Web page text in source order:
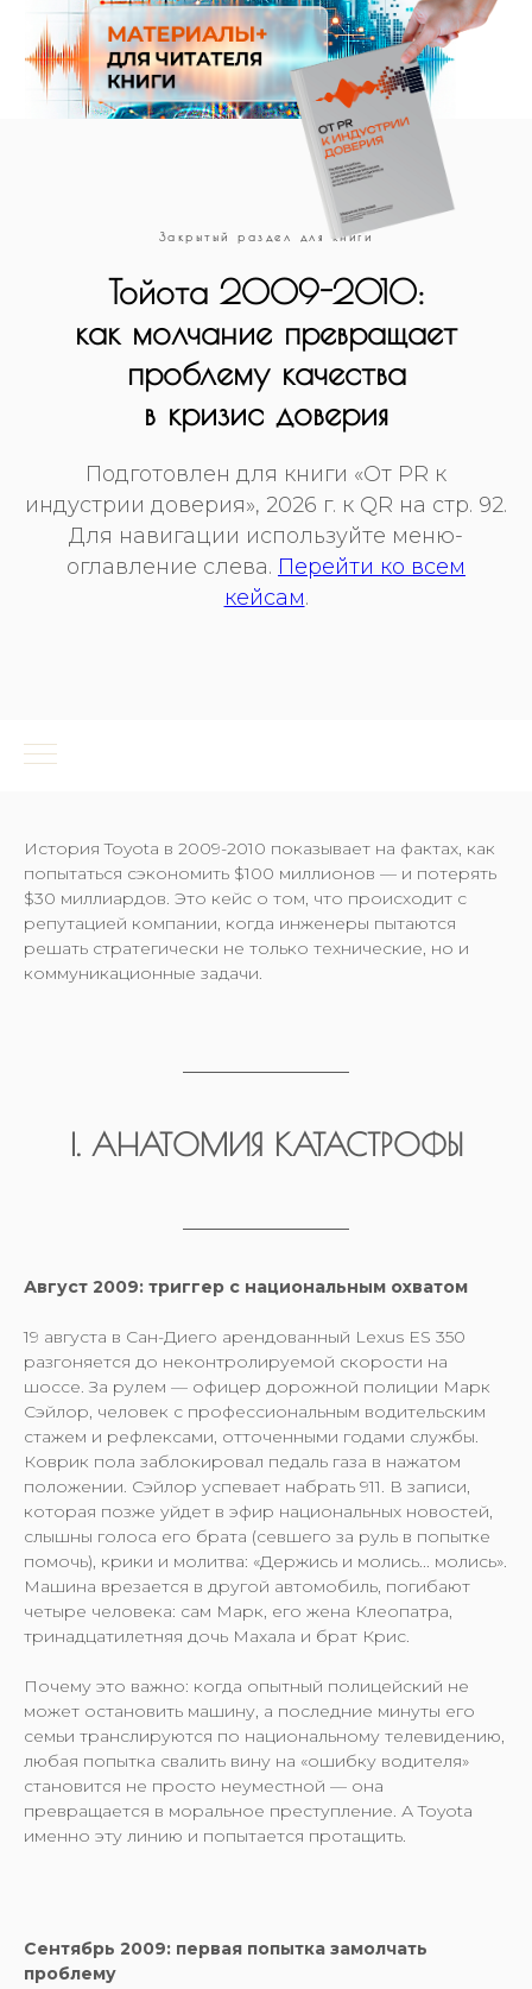
Закрытый раздел для книги
Тойота 2009-2010:
как молчание превращает
проблему качества
в кризис доверия
Подготовлен для книги «От PR к
индустрии доверия», 2026 г. к QR на стр. 92.
Для навигации используйте меню-
оглавление слева. Перейти ко всем
кейсам.
История Toyota в 2009-2010 показывает на фактах, как
попытаться сэкономить $100 миллионов — и потерять
$30 миллиардов. Это кейс о том, что происходит с
репутацией компании, когда инженеры пытаются
решать стратегически не только технические, но и
коммуникационные задачи.
I. АНАТОМИЯ КАТАСТРОФЫ
Август 2009: триггер с национальным охватом
19 августа в Сан-Диего арендованный Lexus ES 350
разгоняется до неконтролируемой скорости на
шоссе. За рулем — офицер дорожной полиции Марк
Сэйлор, человек с профессиональным водительским
стажем и рефлексами, отточенными годами службы.
Коврик пола заблокировал педаль газа в нажатом
положении. Сэйлор успевает набрать 911. В записи,
которая позже уйдет в эфир национальных новостей,
слышны голоса его брата (севшего за руль в попытке
помочь), крики и молитва: «Держись и молись... молись».
Машина врезается в другой автомобиль, погибают
четыре человека: сам Марк, его жена Клеопатра,
тринадцатилетняя дочь Махала и брат Крис.
Почему это важно: когда опытный полицейский не
может остановить машину, а последние минуты его
семьи транслируются по национальному телевидению,
любая попытка свалить вину на «ошибку водителя»
становится не просто неуместной — она
превращается в моральное преступление. А Toyota
именно эту линию и попытается протащить.
Сентябрь 2009: первая попытка замолчать
проблему